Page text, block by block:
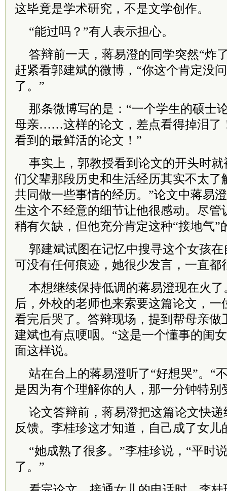
这毕竟是学术研究，不是文学创作。
“能过吗？”有人表示担心。
答辩前一天，蒋易澄的同学突然“炸
赶紧看郭建斌的微博，“你这个肯定没
了。”
那条微博写的是：“一个学生的硕士
母亲……这样的论文，差点看得掉泪了
看到的最鲜活的论文！”
事实上，郭教授看到论文的开头时
们父辈那段历史和生活经历其实不太了
共同做一些事情的经历。”论文中蒋易
生这个不经意的细节让他很感动。尽管
稍有欠缺，但他充分肯定这种“接地气”
郭建斌试图在记忆中搜寻这个女孩
可没有任何痕迹，她很少发言，一直都
本想继续保持低调的蒋易澄现在火
后，外校的老师也来索要这篇论文，一
看完后哭了。答辩现场，提到帮母亲做
建斌也有点哽咽。“这是一个懂事的闺
面这样说。
站在台上的蒋易澄听了“好想哭”。“
是因为有个理解你的人，那一分钟特别
论文答辩前，蒋易澄把这篇论文快
反馈。李桂珍这才知道，自己成了女儿
“她成熟了很多。”李桂珍说，“平时
了。”